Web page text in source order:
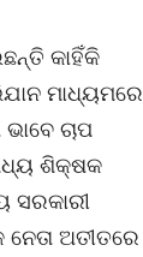
କାହିଁକି
ମାଧ୍ୟମରେ
ଚାପ
ଶିକ୍ଷକ
ସରକାରୀ
ଅତୀତରେ